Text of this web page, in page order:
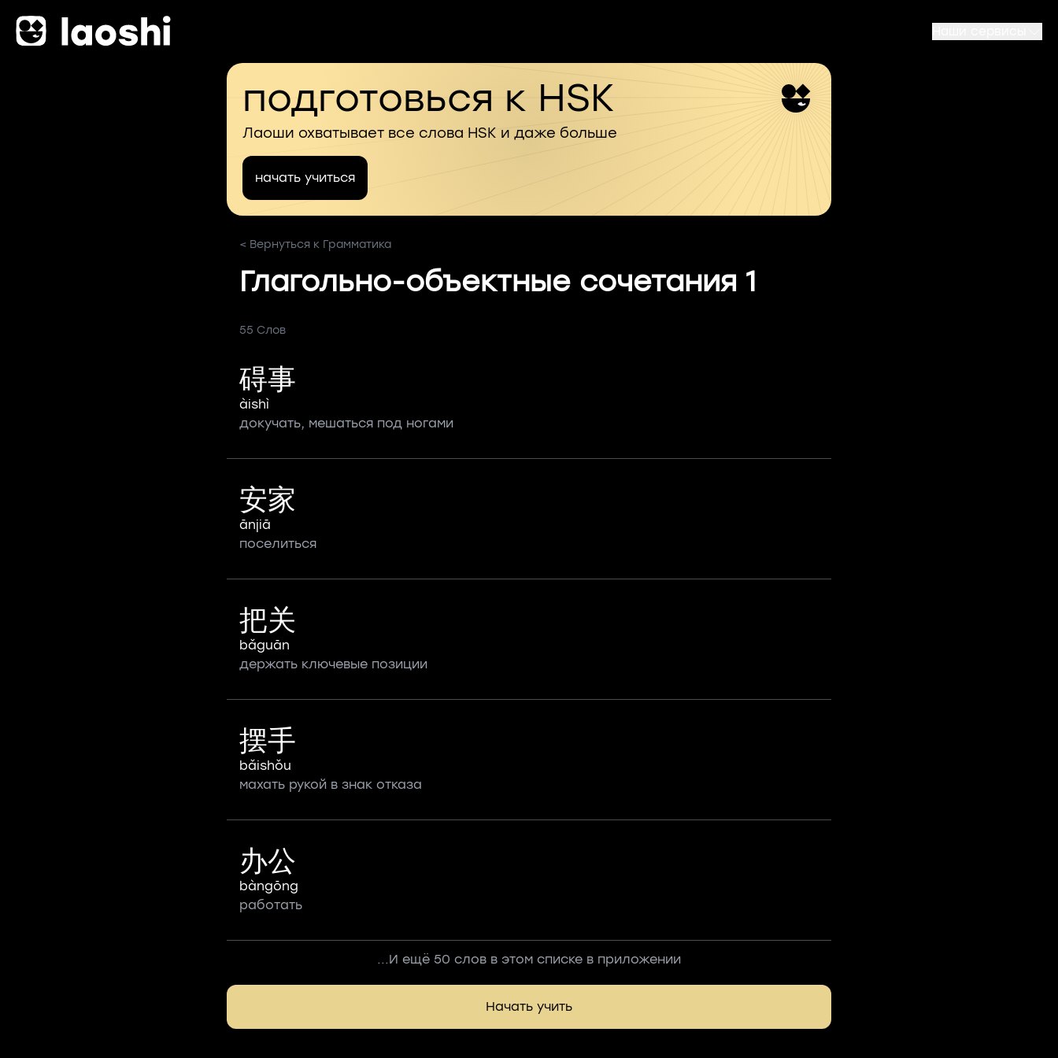
подготовься к HSK
Лаоши охватывает все слова HSK и даже больше
начать учиться
< Вернуться к Грамматика
Глагольно-объектные сочетания 1
55 Слов
碍事
àishì
докучать, мешаться под ногами
安家
ānjiā
поселиться
把关
bǎguān
держать ключевые позиции
摆手
bǎishǒu
махать рукой в знак отказа
办公
bàngōng
работать
...И ещё 50 слов в этом списке в приложении
Начать учить